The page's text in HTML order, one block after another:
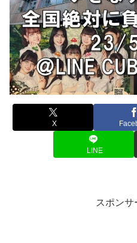
X
LINE
スポンサ